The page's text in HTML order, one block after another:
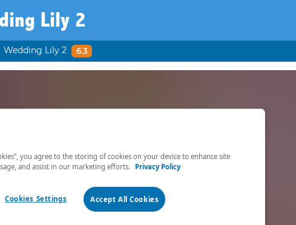
Lily 2
Wedding Lily 2 6.3